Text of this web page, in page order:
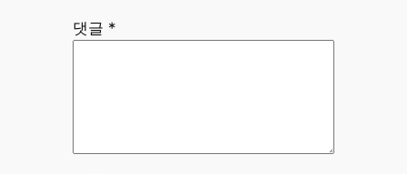
댓글 *